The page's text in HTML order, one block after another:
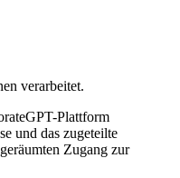
verarbeitet.
Plattform
und das zugeteilte
Zugang zur